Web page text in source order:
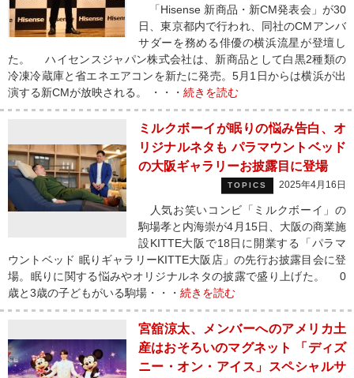
「Hisense 新商品・新CM発表会」が30
日、東京都内で行われ、同社のCMアンバ
サダーを務める俳優の横浜流星が登壇し
た。 ハイセンスジャパン株式会社は、新商品として白黒2種類の
冷凍冷蔵庫と省エネエアコンを新たに発売。5月1日からは横浜が出
演する新CMが放映される。 ・・・ 続きを読む
ミルクボーイが眠りの悩み告白、オ
リジナルネタも パラマウントベッド
の大阪ギャラリーお披露目に登場
TOPICS 2025年4月16日
人気お笑いコンビ「ミルクボーイ」の
駒場孝と内海崇が4月15日、大阪の商業施
設KITTE大阪で18日に開業する「パラマ
ウントベッド 眠りギャラリーKITTE大阪店」の先行お披露目会に登
場。眠りに関する悩みやオリジナルネタの披露で盛り上げた。 0
歳と3歳の子どもがいる駒場・・・ 続きを読む
宮舘涼太、メンバーへのアメリカ土
産はおそろいのマグネット 「ディズ
ニー・オン・アイス」スペシャルサ